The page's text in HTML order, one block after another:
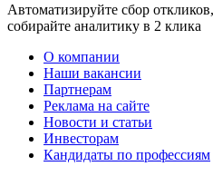
Автоматизируйте сбор
собирайте аналитику в 2 клика
О компании
Наши вакансии
Партнерам
Реклама на сайте
Новости и статьи
Инвесторам
Кандидаты по профессиям